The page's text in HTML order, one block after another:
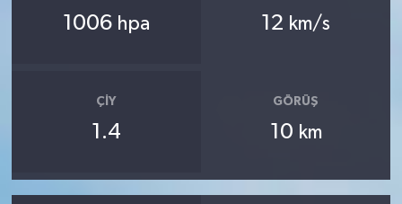
1006 hpa 12 km/s
ÇIY
1.4
GÖRÜŞ
10 km